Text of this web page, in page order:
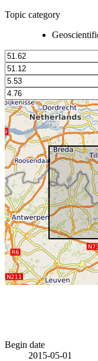
Topic category
Begin date
2015-05-01